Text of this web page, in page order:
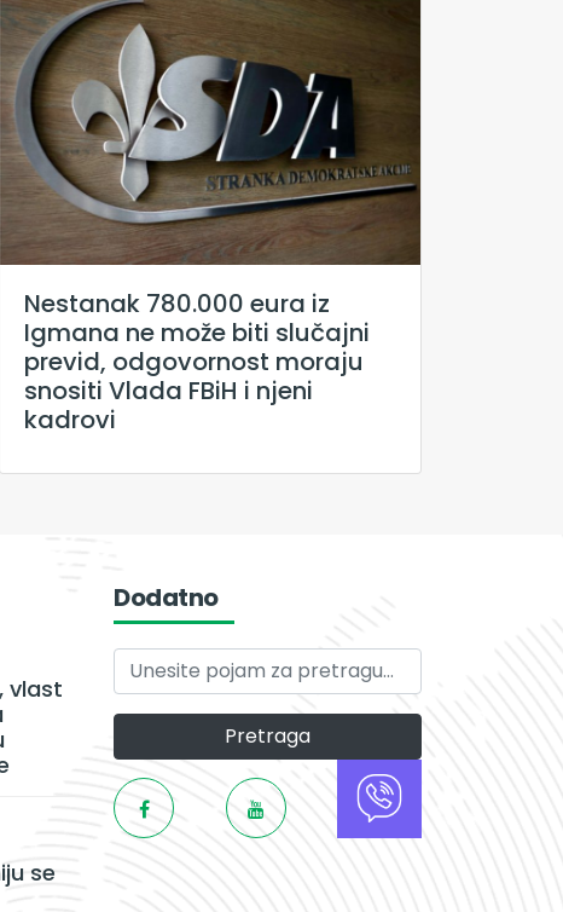
Nestanak 780.000 eura iz
Igmana ne može biti slučajni
previd, odgovornost moraju
snositi Vlada FBiH i njeni
kadrovi
vlast
se
Dodatno
Pretraga